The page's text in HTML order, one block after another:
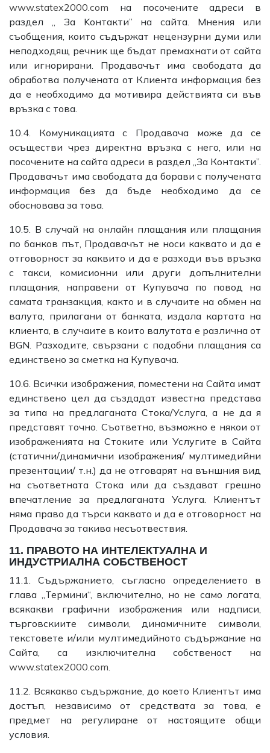
www.statex2000.com на посочените адреси в
раздел „ За Kонтакти” на сайта. Мнения или
съобщения, които съдържат нецензурни думи или
неподходящ речник ще бъдат премахнати от сайта
или игнорирани. Продавачът има свободата да
обработва получената от Клиента информация без
да е необходимо да мотивира действията си във
връзка с това.
10.4. Комуникацията с Продавача може да се
осъществи чрез директна връзка с него, или на
посочените на сайта адреси в раздел „За Контакти”.
Продавачът има свободата да борави с получената
информация без да бъде необходимо да се
обосновава за това.
10.5. В случай на онлайн плащания или плащания
по банков път, Продавачът не носи каквато и да е
отговорност за каквито и да е разходи във връзка
с такси, комисионни или други допълнителни
плащания, направени от Купувача по повод на
самата транзакция, както и в случаите на обмен на
валута, прилагани от банката, издала картата на
клиента, в случаите в които валутата е различна от
BGN. Разходите, свързани с подобни плащания са
единствено за сметка на Купувача.
10.6. Всички изображения, поместени на Сайта имат
единствено цел да създадат известна представа
за типа на предлаганата Стока/Услуга, а не да я
представят точно. Съответно, възможно е някои от
изображенията на Стоките или Услугите в Сайта
(статични/динамични изображения/ мултимедийни
презентации/ т.н.) да не отговарят на външния вид
на съответната Стока или да създават грешно
впечатление за предлаганата Услуга. Клиентът
няма право да търси каквато и да е отговорност на
Продавача за такива несъотвествия.
11. ПРАВОТО НА ИНТЕЛЕКТУАЛНА И
ИНДУСТРИАЛНА СОБСТВЕНОСТ
11.1. Съдържанието, съгласно определението в
глава „Термини“, включително, но не само логата,
всякакви графични изображения или надписи,
търговскиите символи, динамичните символи,
текстовете и/или мултимедийното съдържание на
Сайта, са изключителна собственост на
www.statex2000.com.
11.2. Всякакво съдържание, до което Клиентът има
достъп, независимо от средствата за това, е
предмет на регулиране от настоящите общи
условия.